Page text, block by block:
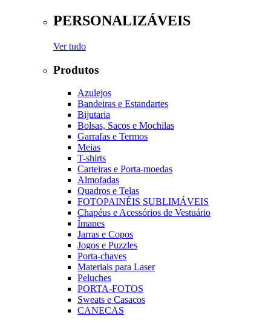
PERSONALIZÁVEIS
Ver tudo
Produtos
Azulejos
Bandeiras e Estandartes
Bijutaria
Bolsas, Sacos e Mochilas
Garrafas e Termos
Meias
T-shirts
Carteiras e Porta-moedas
Almofadas
Quadros e Telas
FOTOPAINÉIS SUBLIMÁVEIS
Chapéus e Acessórios de Vestuário
Ímanes
Jarras e Copos
Jogos e Puzzles
Porta-chaves
Materiais para Laser
Peluches
PORTA-FOTOS
Sweats e Casacos
CANECAS